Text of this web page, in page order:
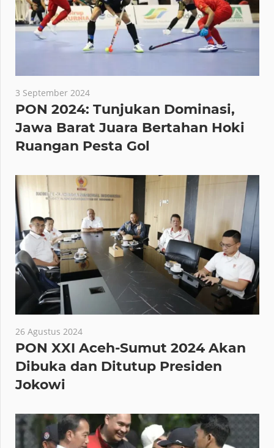
3 September 2024
PON 2024: Tunjukan Dominasi,
Jawa Barat Juara Bertahan Hoki
Ruangan Pesta Gol
26 Agustus 2024
PON XXI Aceh-Sumut 2024 Akan
Dibuka dan Ditutup Presiden
Jokowi